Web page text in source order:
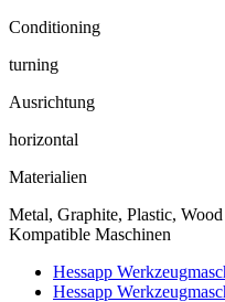
Conditioning
turning
Ausrichtung
horizontal
Materialien
Metal, Graphite, Plastic, Wood
Kompatible Maschinen
Hessapp
Hessapp